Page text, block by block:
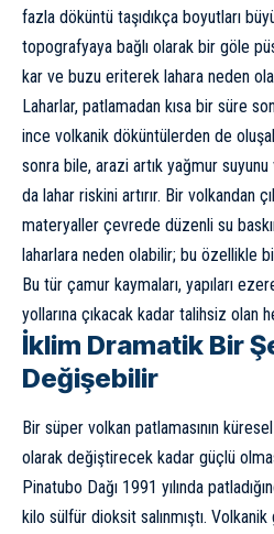
fazla döküntü taşıdıkça boyutları
topografyaya bağlı olarak bir göle
kar ve buzu eriterek lahara neden
Laharlar, patlamadan kısa bir süre
ince volkanik döküntülerden de
sonra bile, arazi artık yağmur
da lahar riskini artırır. Bir volkandan
materyaller çevrede düzenli su
laharlara neden olabilir; bu özellikle
Bu tür çamur kaymaları, yapıları
yollarına çıkacak kadar talihsiz olan
İklim Dramatik Bir
Değişebilir
Bir süper volkan patlamasının
olarak değiştirecek kadar güçlü
Pinatubo Dağı 1991 yılında
kilo sülfür dioksit salınmıştı.